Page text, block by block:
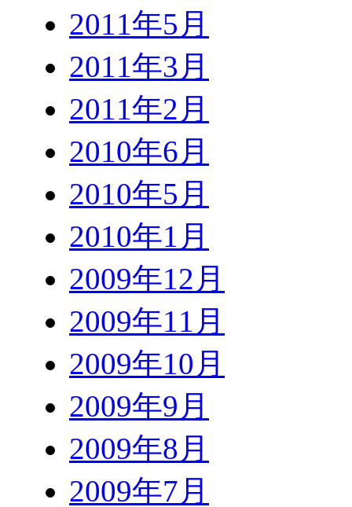
2011年5月
2011年3月
2011年2月
2010年6月
2010年5月
2010年1月
2009年12月
2009年11月
2009年10月
2009年9月
2009年8月
2009年7月